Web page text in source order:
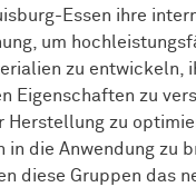
Essen ihre
um
zu entwickeln,
Eigenschaften zu
Herstellung zu
in die Anwendung zu
diese Gruppen das